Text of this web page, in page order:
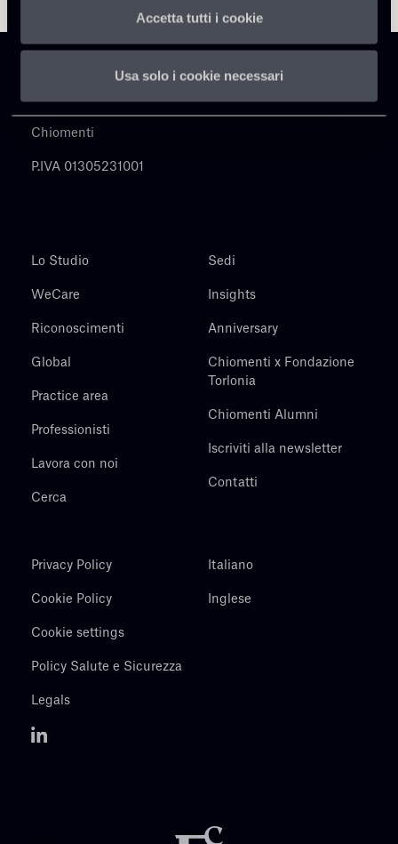
Accetta tutti i cookie
Usa solo i cookie necessari
Chiomenti
P.IVA 01305231001
Lo Studio
WeCare
Riconoscimenti
Global
Practice area
Professionisti
Lavora con noi
Cerca
Sedi
Insights
Anniversary
Chiomenti x Fondazione
Torlonia
Chiomenti Alumni
Iscriviti alla newsletter
Contatti
Privacy Policy
Cookie Policy
Cookie settings
Policy Salute e Sicurezza
Legals
Italiano
Inglese